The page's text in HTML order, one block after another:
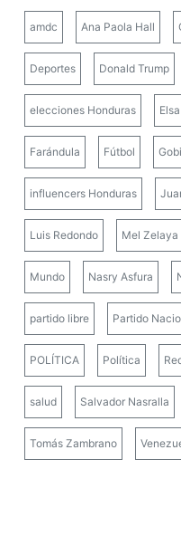
amdc Ana Paola Hall
Deportes Donald Trump
elecciones Honduras
Farándula Fútbol
influencers Honduras
Luis Redondo Mel Zelaya
Mundo Nasry Asfura
partido libre Partido
POLÍTICA Política
salud Salvador Nasralla
Tomás Zambrano